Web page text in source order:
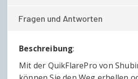
Fragen und Antworten
Beschreibung:
Mit der QuikFlarePro von